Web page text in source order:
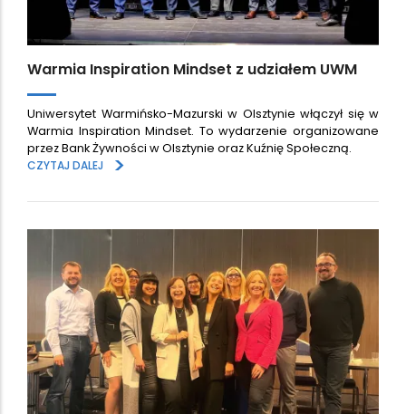
Warmia Inspiration Mindset z udziałem UWM
Uniwersytet Warmińsko-Mazurski w Olsztynie włączył się w
Warmia Inspiration Mindset. To wydarzenie organizowane
przez Bank Żywności w Olsztynie oraz Kuźnię Społeczną.
CZYTAJ DALEJ
>